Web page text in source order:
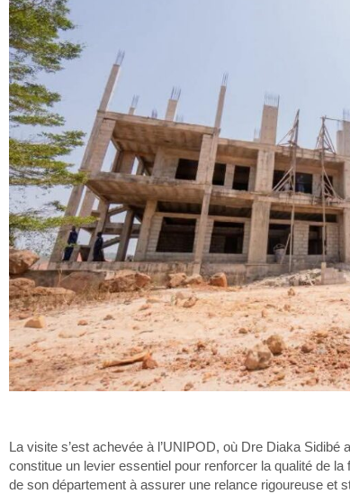
La visite s’est achevée à l’UNIPOD, où Dre Diaka
constitue un levier essentiel pour renforcer la qualité de la
de son département à assurer une relance rigoureuse et